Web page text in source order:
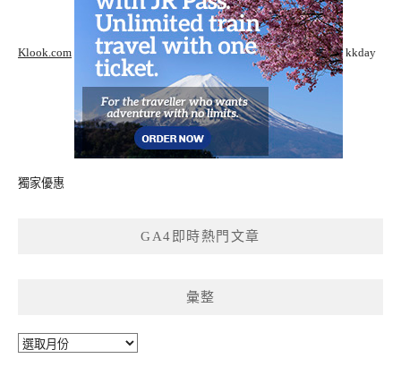
Klook.com kkday
獨家優惠
GA4即時熱門文章
彙整
彙